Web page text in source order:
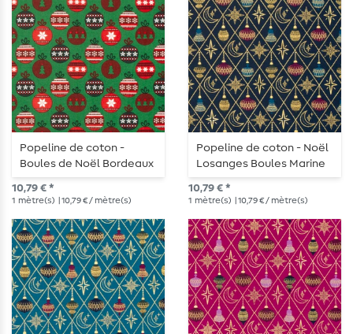
Popeline de coton -
Boules de Noël Bordeaux
10,79 € *
1 mètre(s) | 10,79 € / mètre(s)
Popeline de coton - Noël
Losanges Boules Marine
Or
10,79 € *
1 mètre(s) | 10,79 € / mètre(s)